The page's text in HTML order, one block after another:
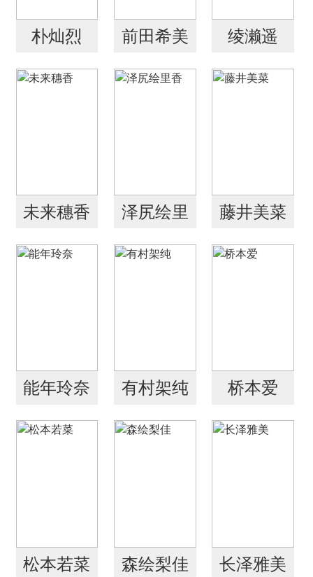
朴灿烈 前田希美 绫濑遥
未来穗香
泽尻绘里
香
藤井美菜
能年玲奈 有村架纯 桥本爱
松本若菜 森绘梨佳 长泽雅美